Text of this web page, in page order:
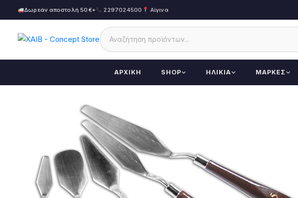
Δωρεάν αποστολή 50€+ 2297024500 Αίγινα
ΑΡΧΙΚΉ SHOP ΗΛΙΚΊΑ ΜΆΡΚΕΣ